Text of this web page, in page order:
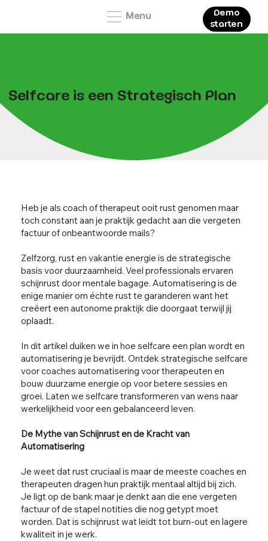
Menu
Demo
starten
Selfcare is een Strategisch Plan
Heb je als coach of therapeut ooit rust genomen maar
toch constant aan je praktijk gedacht aan die vergeten
factuur of onbeantwoorde mails?
Zelfzorg, rust en vakantie energie is de strategische
basis voor duurzaamheid. Veel professionals ervaren
schijnrust door mentale bagage. Automatisering is de
enige manier om échte rust te garanderen want het
creëert een autonome praktijk die doorgaat terwijl jij
oplaadt.
In dit artikel duiken we in hoe selfcare een plan wordt en
automatisering je bevrijdt. Ontdek strategische selfcare
voor coaches automatisering voor therapeuten en
bouw duurzame energie op voor betere sessies en
groei. Laten we selfcare transformeren van wens naar
werkelijkheid voor een gebalanceerd leven.
De Mythe van Schijnrust en de Kracht van
Automatisering
Je weet dat rust cruciaal is maar de meeste coaches en
therapeuten dragen hun praktijk mentaal altijd bij zich.
Je ligt op de bank maar je denkt aan die ene vergeten
factuur of de stapel notities die nog getypt moet
worden. Dat is schijnrust wat leidt tot burn-out en lagere
kwaliteit in je werk.